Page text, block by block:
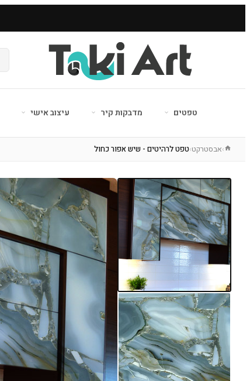
טפטים מדבקות קיר עיצוב אישי
›אבסטרקט›טפט לרהיטים - שיש אפור כחול